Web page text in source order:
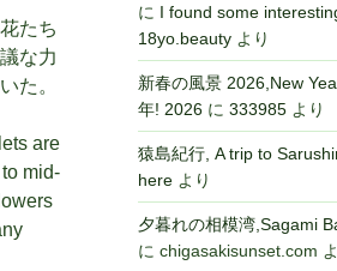
たち
な力
た。
are
mid-
に I found some
18yo.beautyより
新春の風景 2026,New
年! 2026に 333985より
猿島紀行, A trip to
hereより
夕暮れの相模湾,Sagami
に chigasakisunset.com